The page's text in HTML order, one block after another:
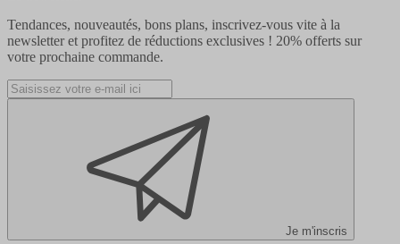
Tendances, nouveautés, bons plans, inscrivez-vous vite à la
newsletter et profitez de réductions exclusives ! 20% offerts sur
votre prochaine commande.
Je m'inscris